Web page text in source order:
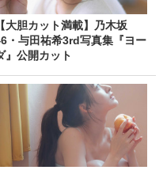
【大胆カット満載】乃木坂
・与田祐希3rd写真集『ヨー
』公開カット